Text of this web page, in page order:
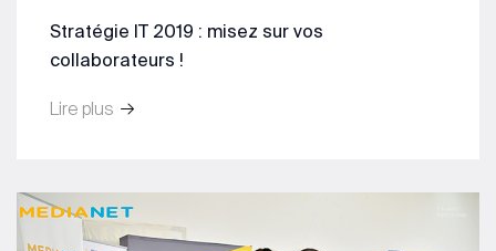
Stratégie IT 2019 : misez sur vos
collaborateurs !
Lire plus